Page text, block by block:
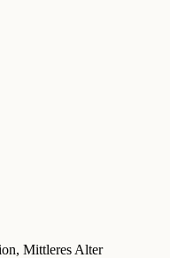
Mittleres Alter